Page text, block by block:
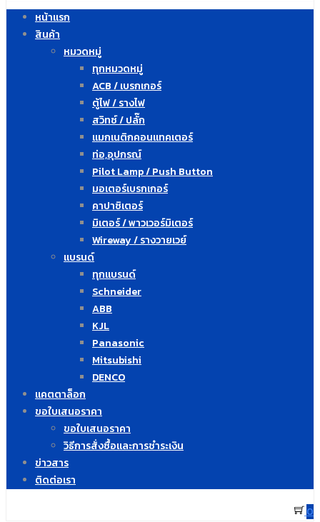
หน้าแรก
สินค้า
หมวดหมู่
ทุกหมวดหมู่
ACB / เบรกเกอร์
ตู้ไฟ / รางไฟ
สวิทซ์ / ปลั๊ก
แมกเนติกคอนแทคเตอร์
ท่อ,อุปกรณ์
Pilot Lamp / Push Button
มอเตอร์เบรกเกอร์
คาปาซิเตอร์
มิเตอร์ / พาวเวอร์มิเตอร์
Wireway / รางวายเวย์
แบรนด์
ทุกแบรนด์
Schneider
ABB
KJL
Panasonic
Mitsubishi
DENCO
แคตตาล็อก
ขอใบเสนอราคา
ขอใบเสนอราคา
วิธีการสั่งซื้อและการชำระเงิน
ข่าวสาร
ติดต่อเรา
0